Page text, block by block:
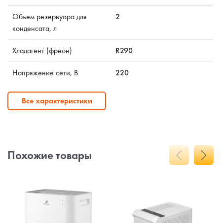
Объем резервуара для
конденсата, л
2
Хладагент (фреон) R290
Напряжение сети, В 220
Все характеристики
Похожие товары